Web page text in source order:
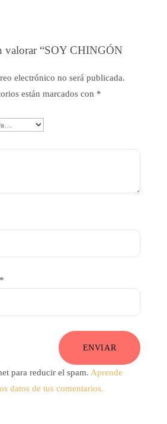
valorar “SOY CHINGÓN
electrónico no será publicada.
están marcados con *
*
ENVIAR
para reducir el spam. Aprende
datos de tus comentarios.